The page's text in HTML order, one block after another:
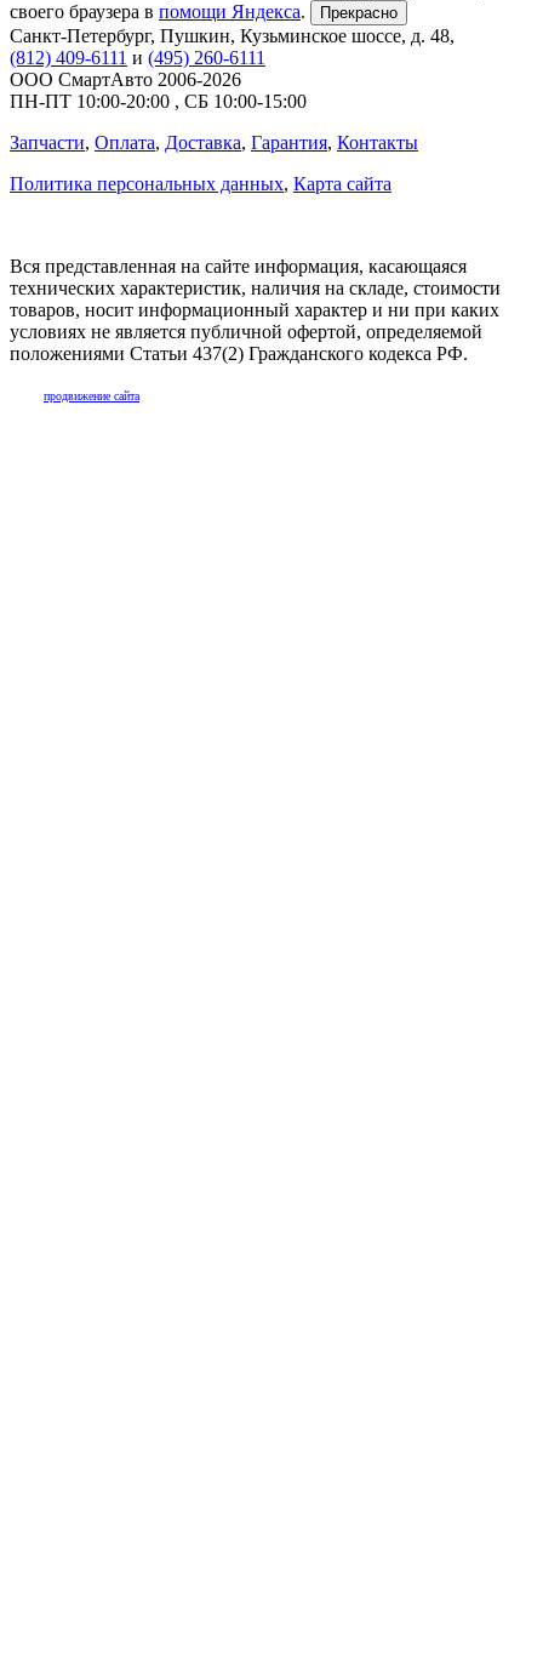
своего браузера в помощи Яндекса. Прекрасно
Санкт-Петербург, Пушкин, Кузьминское шоссе, д. 48,
(812) 409-6111 и (495) 260-6111
ООО СмартАвто 2006-2026
ПН-ПТ 10:00-20:00 , СБ 10:00-15:00
Запчасти, Оплата, Доставка, Гарантия, Контакты
Политика персональных данных, Карта сайта
Вся представленная на сайте информация, касающаяся
технических характеристик, наличия на складе, стоимости
товаров, носит информационный характер и ни при каких
условиях не является публичной офертой, определяемой
положениями Статьи 437(2) Гражданского кодекса РФ.
продвижение сайта